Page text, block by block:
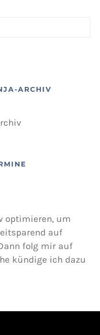
ARCHIV
optimieren, um
auf
folg mir auf
kündige ich dazu